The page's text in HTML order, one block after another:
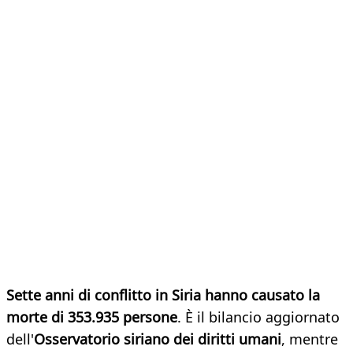
Sette anni di conflitto in Siria hanno causato la
morte di 353.935 persone. È il bilancio aggiornato
dell'Osservatorio siriano dei diritti umani, mentre